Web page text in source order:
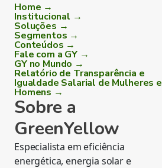
Home →
Institucional →
Soluções →
Segmentos →
Conteúdos →
Fale com a GY →
GY no Mundo →
Relatório de Transparência e
Igualdade Salarial de Mulheres e
Homens →
Sobre a
GreenYellow
Especialista em eficiência
energética, energia solar e